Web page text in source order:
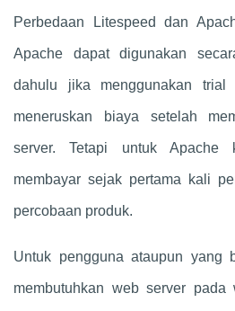
Perbedaan Litespeed dan
Apache dapat digunakan
dahulu jika menggunakan
meneruskan biaya setelah
server. Tetapi untuk Apache
membayar sejak pertama kali
percobaan produk.
Untuk pengguna ataupun yang
membutuhkan web server pada